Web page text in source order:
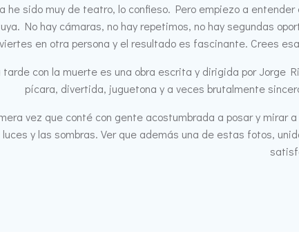
he sido muy de teatro, lo confieso. Pero empiezo a
No hay cámaras, no hay repetimos, no hay segundas
en otra persona y el resultado es fascinante. Crees
tarde con la muerte es una obra escrita y dirigida por Jorge
pícara, divertida, juguetona y a veces brutalmente
vez que conté con gente acostumbrada a posar y mirar
luces y las sombras. Ver que además una de estas fotos,